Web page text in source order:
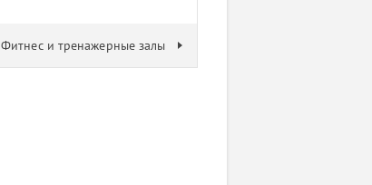
Фитнес и тренажерные залы